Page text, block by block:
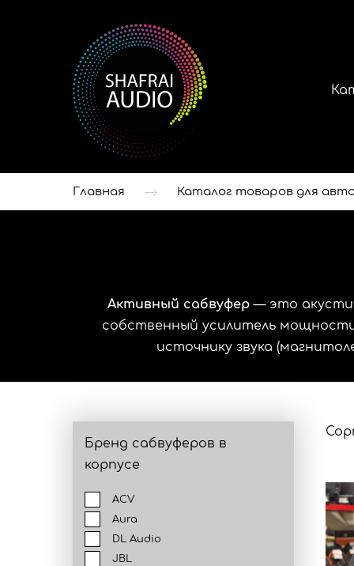
Главная Каталог товаров для
Активный сабвуфер— это
собственный усилитель
источнику звука
Бренд сабвуферов в
корпусе
ACV
Aura
DL Audio
JBL